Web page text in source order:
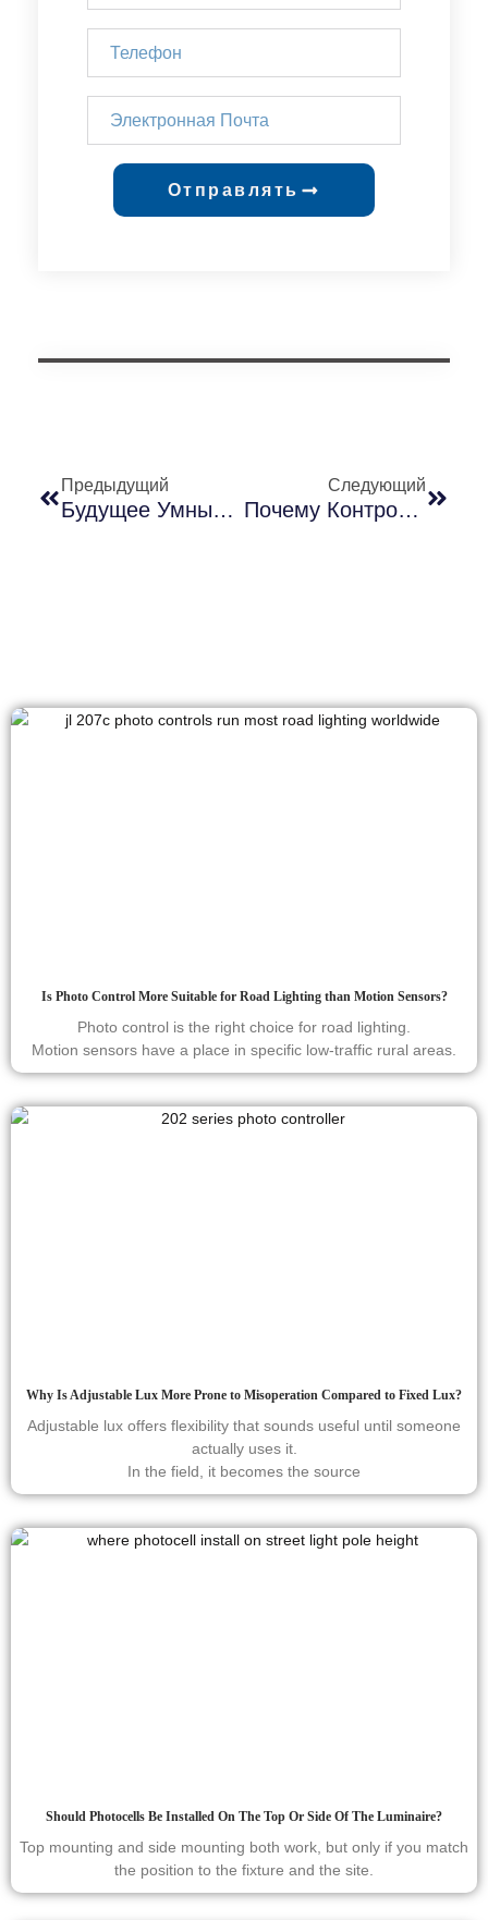
Отправлять
Предыдущий
Будущее Умных Городов: Как Наружное Освещение Ведет К Интеллектуальной Трансформации
Следующий
Почему Контроллеры Фотоэлементов Имеют Значение При Отключении Солнечной Энергии: Уроки Масштабного Отключения Электроэнергии В Европе
Is Photo Control More Suitable for Road Lighting than Motion Sensors?
Photo control is the right choice for road lighting.
Motion sensors have a place in specific low-traffic rural areas.
Why Is Adjustable Lux More Prone to Misoperation Compared to Fixed Lux?
Adjustable lux offers flexibility that sounds useful until someone
actually uses it.
In the field, it becomes the source
Should Photocells Be Installed On The Top Or Side Of The Luminaire?
Top mounting and side mounting both work, but only if you match
the position to the fixture and the site.